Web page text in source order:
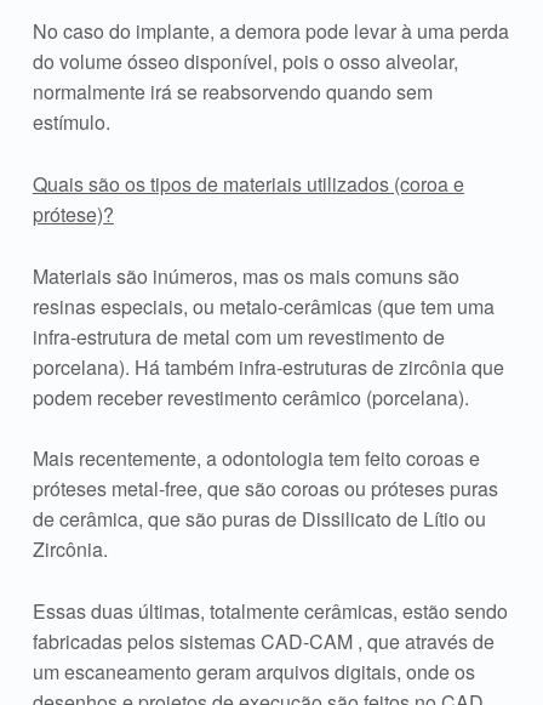
No caso do implante, a demora pode levar à uma perda
do volume ósseo disponível, pois o osso alveolar,
normalmente irá se reabsorvendo quando sem
estímulo.
Quais são os tipos de materiais utilizados (coroa e
prótese)?
Materiais são inúmeros, mas os mais comuns são
resinas especiais, ou metalo-cerâmicas (que tem uma
infra-estrutura de metal com um revestimento de
porcelana). Há também infra-estruturas de zircônia que
podem receber revestimento cerâmico (porcelana).
Mais recentemente, a odontologia tem feito coroas e
próteses metal-free, que são coroas ou próteses puras
de cerâmica, que são puras de Dissilicato de Lítio ou
Zircônia.
Essas duas últimas, totalmente cerâmicas, estão sendo
fabricadas pelos sistemas CAD-CAM , que através de
um escaneamento geram arquivos digitais, onde os